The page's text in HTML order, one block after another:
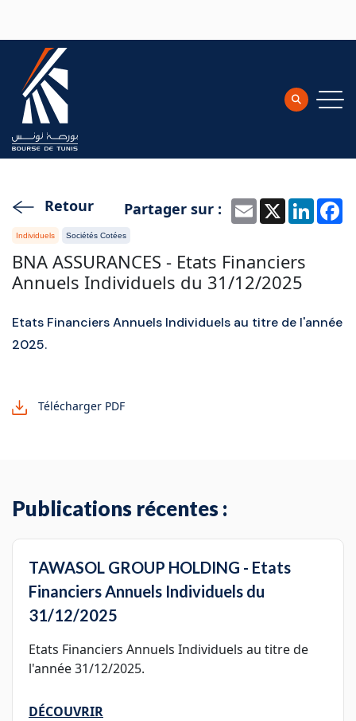
Retour Partager sur : EmailX
Individuels Sociétés Cotées
BNA ASSURANCES - Etats Financiers
Annuels Individuels du 31/12/2025
Etats Financiers Annuels Individuels au titre de l'année
2025.
Télécharger PDF
Publications récentes :
TAWASOL GROUP HOLDING - Etats
Financiers Annuels Individuels du
31/12/2025
Etats Financiers Annuels Individuels au titre de
l'année 31/12/2025.
DÉCOUVRIR